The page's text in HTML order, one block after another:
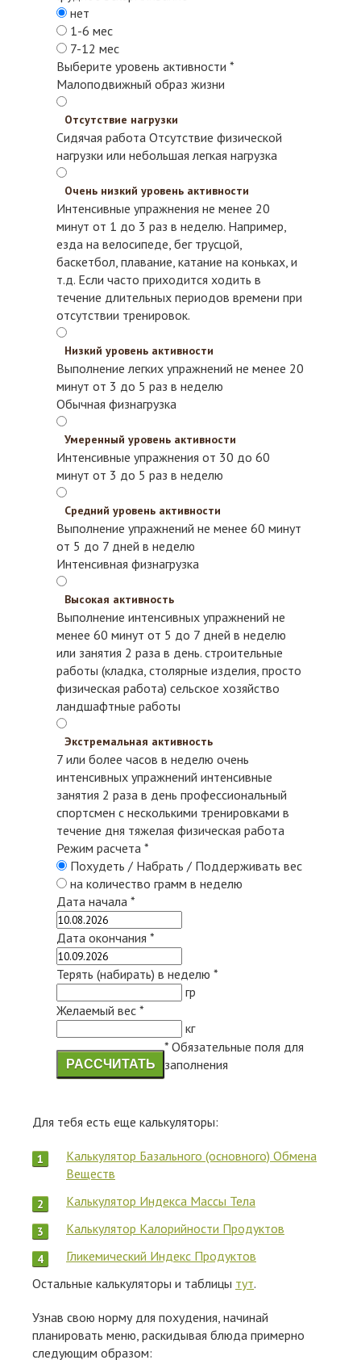
нет
1-6 мес
7-12 мес
Выберите уровень активности *
Малоподвижный образ жизни
Отсутствие нагрузки
Сидячая работа Отсутствие физической
нагрузки или небольшая легкая нагрузка
Очень низкий уровень активности
Интенсивные упражнения не менее 20
минут от 1 до 3 раз в неделю. Например,
езда на велосипеде, бег трусцой,
баскетбол, плавание, катание на коньках, и
т.д. Если часто приходится ходить в
течение длительных периодов времени при
отсутствии тренировок.
Низкий уровень активности
Выполнение легких упражнений не менее 20
минут от 3 до 5 раз в неделю
Обычная физнагрузка
Умеренный уровень активности
Интенсивные упражнения от 30 до 60
минут от 3 до 5 раз в неделю
Средний уровень активности
Выполнение упражнений не менее 60 минут
от 5 до 7 дней в неделю
Интенсивная физнагрузка
Высокая активность
Выполнение интенсивных упражнений не
менее 60 минут от 5 до 7 дней в неделю
или занятия 2 раза в день. строительные
работы (кладка, столярные изделия, просто
физическая работа) сельское хозяйство
ландшафтные работы
Экстремальная активность
7 или более часов в неделю очень
интенсивных упражнений интенсивные
занятия 2 раза в день профессиональный
спортсмен с несколькими тренировками в
течение дня тяжелая физическая работа
Режим расчета *
Похудеть / Набрать / Поддерживать вес
на количество грамм в неделю
Дата начала *
Дата окончания *
Терять (набирать) в неделю *
гр
Желаемый вес *
кг
РАССЧИТАТЬ
* Обязательные поля для
заполнения
Для тебя есть еще калькуляторы:
Калькулятор Базального (основного) Обмена
Веществ
Калькулятор Индекса Массы Тела
Калькулятор Калорийности Продуктов
Гликемический Индекс Продуктов
Остальные калькуляторы и таблицы тут.
Узнав свою норму для похудения, начинай
планировать меню, раскидывая блюда примерно
следующим образом: